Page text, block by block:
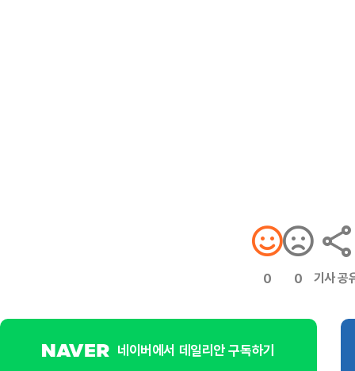
0 0 기사 공
네이버에서 데일리안 구독하기